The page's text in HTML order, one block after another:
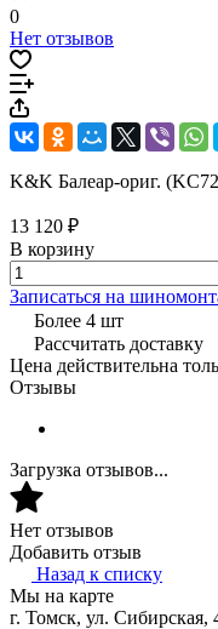
0
Нет отзывов
K&K Балеар-ориг.
13 120 ₽
В корзину
Записаться на
Более 4 шт
Рассчитать доставку
Цена действительна
Отзывы
Загрузка отзывов...
Нет отзывов
Добавить отзыв
Назад к списку
Мы на карте
г. Томск, ул. Сибирская,